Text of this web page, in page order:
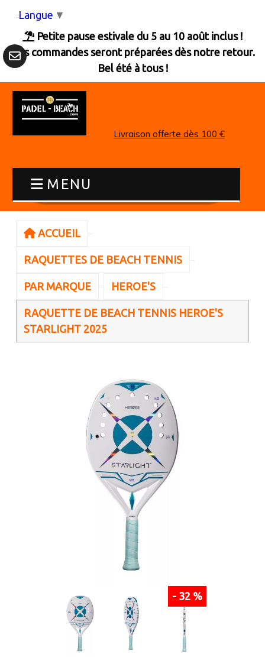
 Petite pause estivale du 5 au 10 août inclus !
Les commandes seront préparées dès notre retour.
Bel été à tous !
Livraison offerte dès 100 €
MENU
ACCUEIL
RAQUETTES DE BEACH TENNIS
PAR MARQUE HEROE'S
RAQUETTE DE BEACH TENNIS HEROE'S
STARLIGHT 2025
- 32 %
Langue ▼